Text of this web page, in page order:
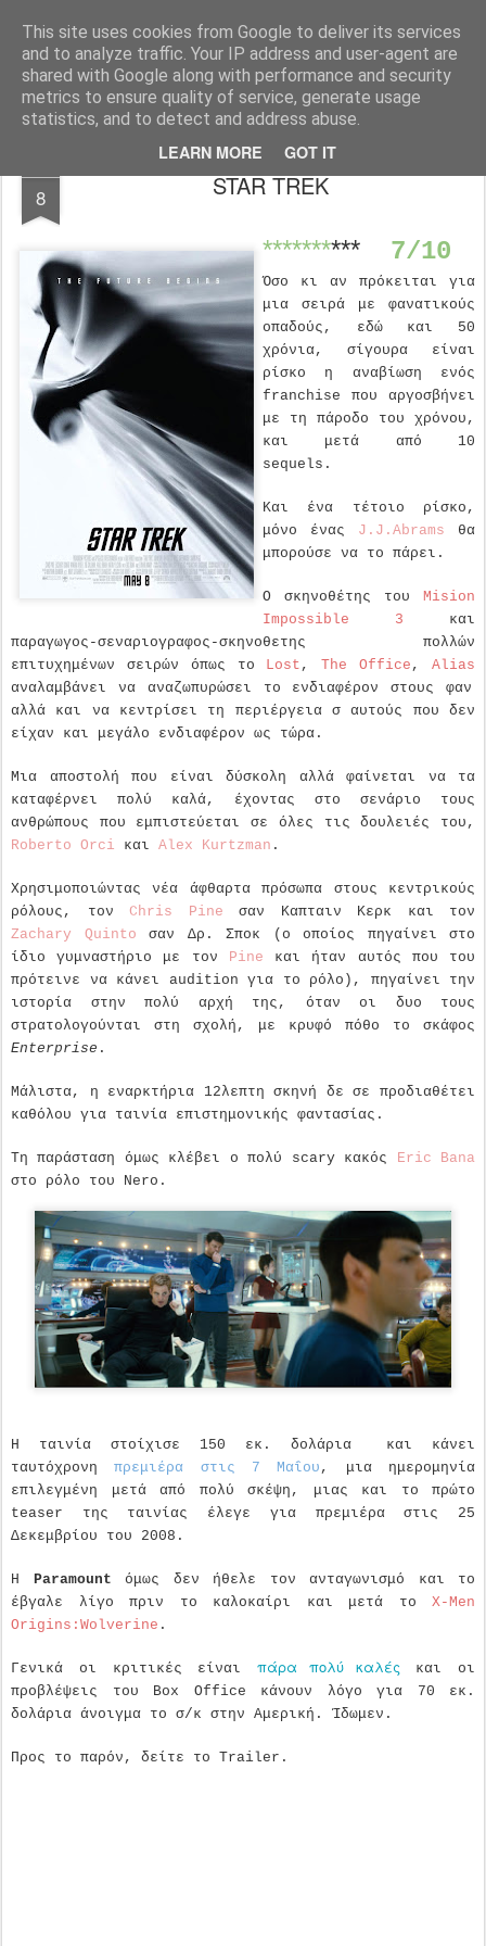
This site uses cookies from Google to deliver its services
and to analyze traffic. Your IP address and user-agent are
shared with Google along with performance and security
metrics to ensure quality of service, generate usage
statistics, and to detect and address abuse.
LEARN MORE GOT IT
FilmBoy
8 STAR TREK
********** 7/10
Όσο κι αν πρόκειται για
μια σειρά με φανατικούς
οπαδούς, εδώ και 50
χρόνια, σίγουρα είναι
ρίσκο η αναβίωση ενός
franchise που αργοσβήνει
με τη πάροδο του χρόνου,
και μετά από 10
sequels .
Και ένα τέτοιο ρίσκο,
μόνο ένας J . J . Abrams θα
μπορούσε να το πάρει.
Ο σκηνοθέτης του Mision
Impossible 3 και
παραγωγος-σεναριογραφος-σκηνοθετης πολλών
επιτυχημένων σειρών όπως το Lost ,The Office ,Alias
αναλαμβάνει να αναζωπυρώσει το ενδιαφέρον στους φαν
αλλά και να κεντρίσει τη περιέργεια σ αυτούς που δεν
είχαν και μεγάλο ενδιαφέρον ως τώρα.
Μια αποστολή που είναι δύσκολη αλλά φαίνεται να τα
καταφέρνει πολύ καλά, έχοντας στο σενάριο τους
ανθρώπους που εμπιστεύεται σε όλες τις δουλειές του,
Roberto Orci και Alex Kurtzman .
Χρησιμοποιώντας νέα άφθαρτα πρόσωπα στους κεντρικούς
ρόλους, τον Chris Pine σαν Καπταιν Κερκ και τον
Zachary
Quinto σαν Δρ. Σποκ (ο οποίος πηγαίνει στο
ίδιο γυμναστήριο με τον Pine και ήταν αυτός που του
πρότεινε να κάνει audition για το ρόλο), πηγαίνει την
ιστορία στην πολύ αρχή της, όταν οι δυο τους
στρατολογούνται στη σχολή, με κρυφό πόθο το σκάφος
Enterprise .
Μάλιστα, η εναρκτήρια 12λεπτη σκηνή δε σε προδιαθέτει
καθόλου για ταινία επιστημονικής φαντασίας.
Τη παράσταση όμως κλέβει ο πολύ scaryκακός Eric
Bana
στο ρόλο του Nero .
Η ταινία στοίχισε 150 εκ. δολάρια
και κάνει
ταυτόχρονηπρεμιέρα στις 7 Μαΐου , μια ημερομηνία
επιλεγμένη μετά από πολύ σκέψη, μιας και το πρώτο
teaser της ταινίας έλεγε για πρεμιέρα στις 25
Δεκεμβρίου του 2008.
Η Paramount όμως δεν ήθελε τον ανταγωνισμό και το
έβγαλε λίγο πριν το καλοκαίρι και μετά το Χ-Men
Origins : Wolverine .
Γενικά οι κριτικές είναι πάρα πολύ καλέςκαι οι
προβλέψεις του Box Office κάνουν λόγο για 70 εκ.
δολάρια άνοιγμα το σ/κ στην Αμερική. Ίδωμεν.
Προς το παρόν, δείτε το Trailer .